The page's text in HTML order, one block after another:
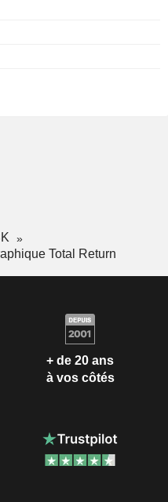
Total Return
+ de 20 ans
à vos côtés